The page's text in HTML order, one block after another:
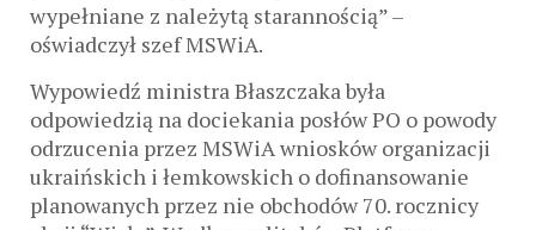
wypełniane z należytą starannością” –
oświadczył szef MSWiA.
Wypowiedź ministra Błaszczaka była
odpowiedzią na dociekania posłów PO o powody
odrzucenia przez MSWiA wniosków organizacji
ukraińskich i łemkowskich o dofinansowanie
planowanych przez nie obchodów 70. rocznicy